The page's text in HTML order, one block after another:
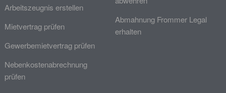
Arbeitszeugnis erstellen
Mietvertrag prüfen
Gewerbemietvertrag prüfen
Nebenkostenabrechnung
prüfen
Abmahnung Frommer Legal
erhalten